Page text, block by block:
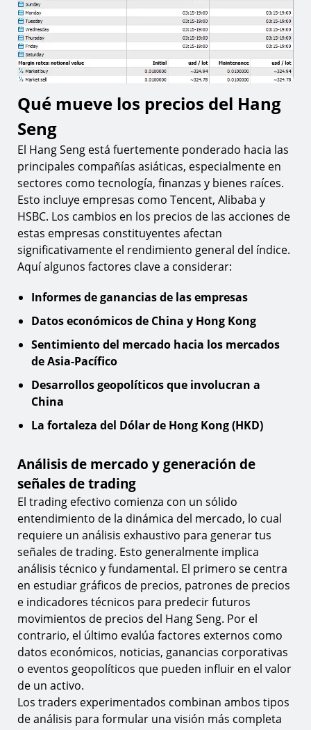
Qué mueve los precios del Hang
Seng
El Hang Seng está fuertemente ponderado hacia las
principales compañías asiáticas, especialmente en
sectores como tecnología, finanzas y bienes raíces.
Esto incluye empresas como Tencent, Alibaba y
HSBC. Los cambios en los precios de las acciones de
estas empresas constituyentes afectan
significativamente el rendimiento general del índice.
Aquí algunos factores clave a considerar:
Informes de ganancias de las empresas
Datos económicos de China y Hong Kong
Sentimiento del mercado hacia los mercados
de Asia-Pacífico
Desarrollos geopolíticos que involucran a
China
La fortaleza del Dólar de Hong Kong (HKD)
Análisis de mercado y generación de
señales de trading
El trading efectivo comienza con un sólido
entendimiento de la dinámica del mercado, lo cual
requiere un análisis exhaustivo para generar tus
señales de trading. Esto generalmente implica
análisis técnico y fundamental. El primero se centra
en estudiar gráficos de precios, patrones de precios
e indicadores técnicos para predecir futuros
movimientos de precios del Hang Seng. Por el
contrario, el último evalúa factores externos como
datos económicos, noticias, ganancias corporativas
o eventos geopolíticos que pueden influir en el valor
de un activo.
Los traders experimentados combinan ambos tipos
de análisis para formular una visión más completa